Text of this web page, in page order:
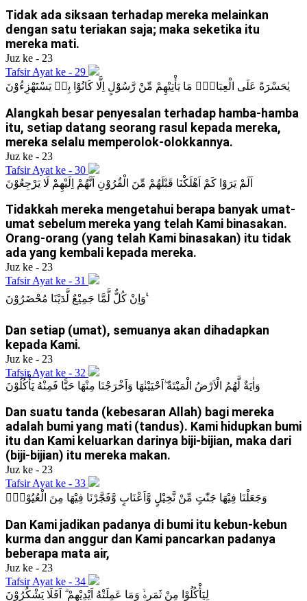
Tidak ada siksaan terhadap mereka melainkan
dengan satu teriakan saja; maka seketika itu
mereka mati.
Juz ke - 23
Tafsir Ayat ke - 29
يٰحَسْرَةً عَلَى الْعِبَادِۚ مَا يَأْتِيْهِمْ مِّنْ رَّسُوْلٍ اِلَّا كَانُوْا بِهٖ يَسْتَهْزِءُوْنَ
Alangkah besar penyesalan terhadap hamba-hamba
itu, setiap datang seorang rasul kepada mereka,
mereka selalu memperolok-olokkannya.
Juz ke - 23
Tafsir Ayat ke - 30
اَلَمْ يَرَوْا كَمْ اَهْلَكْنَا قَبْلَهُمْ مِّنَ الْقُرُوْنِ اَنَّهُمْ اِلَيْهِمْ لَا يَرْجِعُوْنَ
Tidakkah mereka mengetahui berapa banyak umat-
umat sebelum mereka yang telah Kami binasakan.
Orang-orang (yang telah Kami binasakan) itu tidak
ada yang kembali kepada mereka.
Juz ke - 23
Tafsir Ayat ke - 31
وَاِنْ كُلٌّ لَّمَّا جَمِيْعٌ لَّدَيْنَا مُحْضَرُوْنَ ࣖ
Dan setiap (umat), semuanya akan dihadapkan
kepada Kami.
Juz ke - 23
Tafsir Ayat ke - 32
وَاٰيَةٌ لَّهُمُ الْاَرْضُ الْمَيْتَةُ ۖاَحْيَيْنٰهَا وَاَخْرَجْنَا مِنْهَا حَبًّا فَمِنْهُ يَأْكُلُوْنَ
Dan suatu tanda (kebesaran Allah) bagi mereka
adalah bumi yang mati (tandus). Kami hidupkan bumi
itu dan Kami keluarkan darinya biji-bijian, maka dari
(biji-bijian) itu mereka makan.
Juz ke - 23
Tafsir Ayat ke - 33
وَجَعَلْنَا فِيْهَا جَنّٰتٍ مِّنْ نَّخِيْلٍ وَّاَعْنَابٍ وَّفَجَّرْنَا فِيْهَا مِنَ الْعُيُوْنِۙ
Dan Kami jadikan padanya di bumi itu kebun-kebun
kurma dan anggur dan Kami pancarkan padanya
beberapa mata air,
Juz ke - 23
Tafsir Ayat ke - 34
لِيَأْكُلُوْا مِنْ ثَمَرِهٖۙ وَمَا عَمِلَتْهُ اَيْدِيْهِمْ ۗ اَفَلَا يَشْكُرُوْنَ